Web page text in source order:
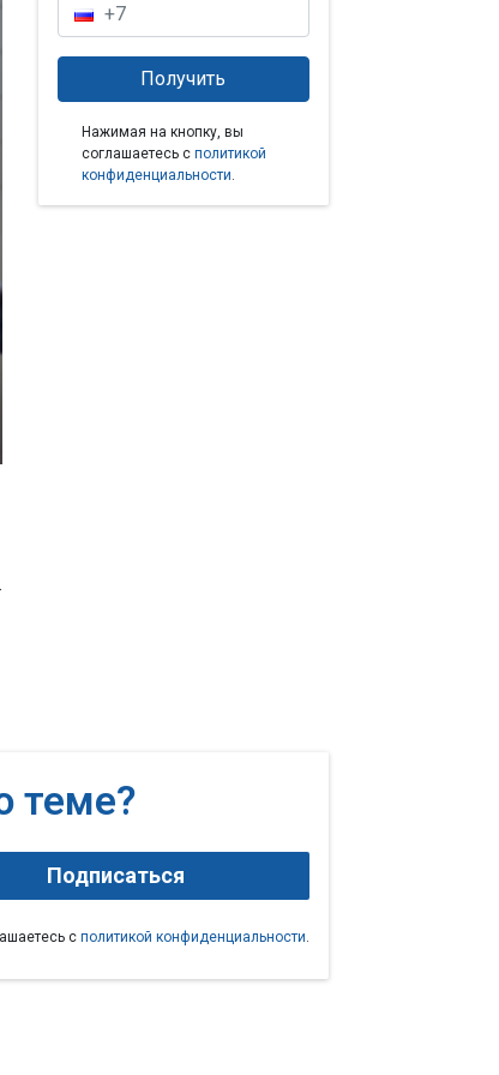
Нажимая на кнопку, вы
соглашаетесь с политикой
конфиденциальности
теме?
Подписаться
с политикой конфиденциальности